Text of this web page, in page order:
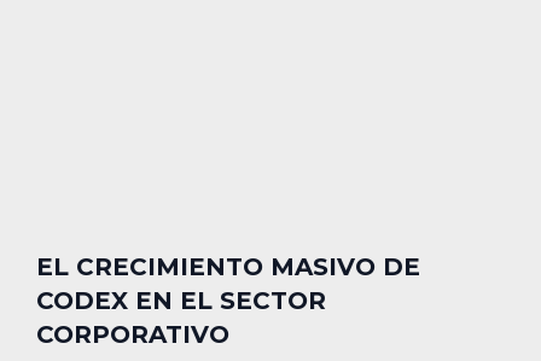
EL CRECIMIENTO MASIVO DE
CODEX EN EL SECTOR
CORPORATIVO